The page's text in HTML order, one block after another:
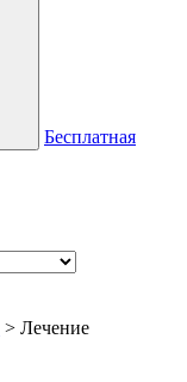
Бесплатная
> Лечение